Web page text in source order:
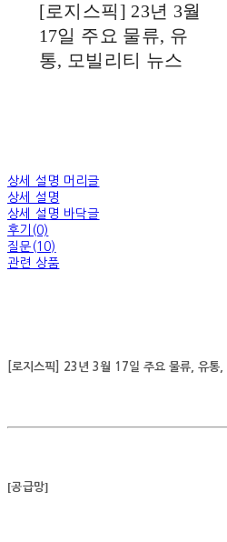
[로지스픽] 23년 3월
17일 주요 물류, 유
통, 모빌리티 뉴스
상세 설명 머리글
상세 설명
상세 설명 바닥글
후기(0)
질문(10)
관련 상품
[로지스픽] 23년 3월 17일 주요 물류, 유통,
[공급망]